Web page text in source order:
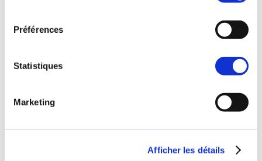
Préférences
Statistiques
Marketing
Afficher les détails
mars 2022
novembre 2021
octobre 2021